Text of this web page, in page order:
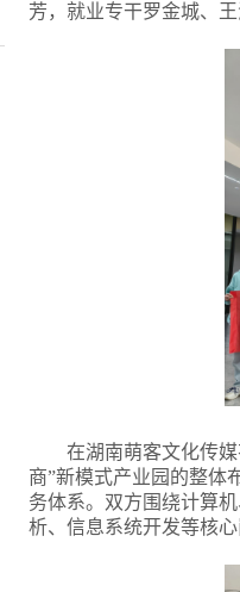
芳，就业专干罗金城、
在湖南萌客文化传
商”新模式产业园的整体
务体系。双方围绕计算
析、信息系统开发等核